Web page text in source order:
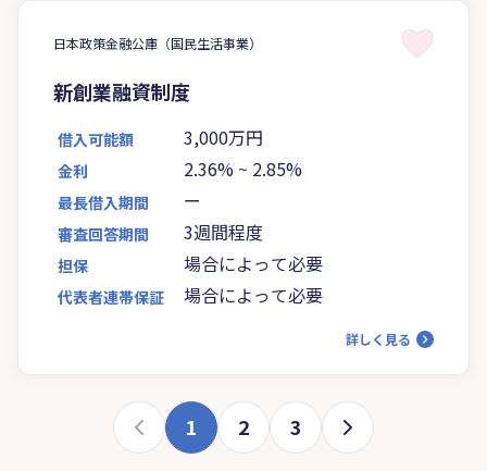
日本政策金融公庫（国民生活事業）
新創業融資制度
借入可能額 3,000万円
金利 2.36% ~ 2.85%
最長借入期間 ー
審査回答期間 3週間程度
担保 場合によって必要
代表者連帯保証 場合によって必要
詳しく見る
1 2 3